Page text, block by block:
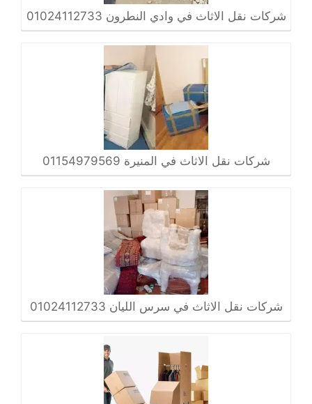
شركات نقل الاثاث في وادي النطرون 01024112733
شركات نقل الاثاث في المنيرة 01154979569
شركات نقل الاثاث في سرس الليان 01024112733